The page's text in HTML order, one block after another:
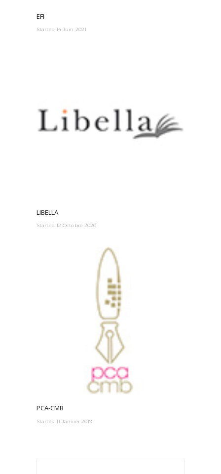
EFI
Started 14 Juin 2021
LIBELLA
Started 12 Octobre 2020
PCA-CMB
Started 11 Janvier 2019